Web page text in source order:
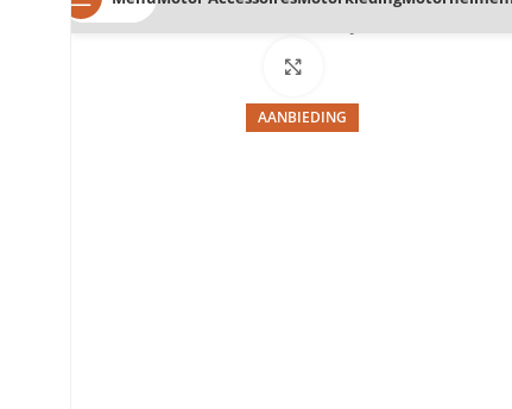
Home Motorhelmen
AANBIEDING